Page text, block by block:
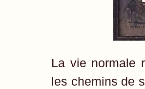
La vie normale
les chemins de